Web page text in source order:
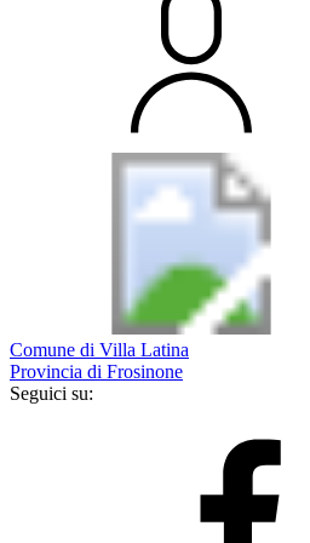
Comune di Villa Latina
Provincia di Frosinone
Seguici su: